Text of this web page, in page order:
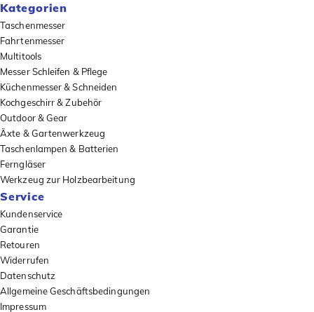
Kategorien
Taschenmesser
Fahrtenmesser
Multitools
Messer Schleifen & Pflege
Küchenmesser & Schneiden
Kochgeschirr & Zubehör
Outdoor & Gear
Äxte & Gartenwerkzeug
Taschenlampen & Batterien
Ferngläser
Werkzeug zur Holzbearbeitung
Service
Kundenservice
Garantie
Retouren
Widerrufen
Datenschutz
Allgemeine Geschäftsbedingungen
Impressum